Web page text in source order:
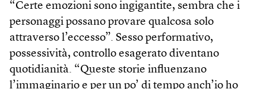
“Certe emozioni sono ingigantite, sembra che i
personaggi possano provare qualcosa solo
attraverso l’eccesso”. Sesso performativo,
possessività, controllo esagerato diventano
quotidianità. “Queste storie influenzano
l’immaginario e per un po’ di tempo anch’io ho